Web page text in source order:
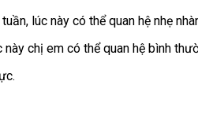
lúc này có thể quan hệ nhẹ
chị em có thể quan hệ bình